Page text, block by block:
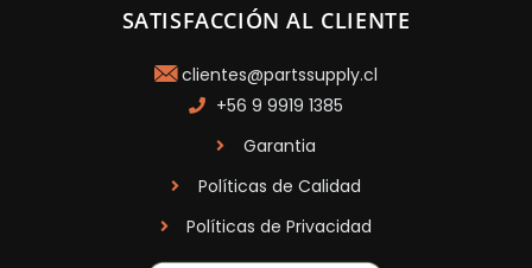
SATISFACCIÓN AL CLIENTE
clientes@partssupply.cl
+56 9 9919 1385
Garantia
Políticas de Calidad
Políticas de Privacidad